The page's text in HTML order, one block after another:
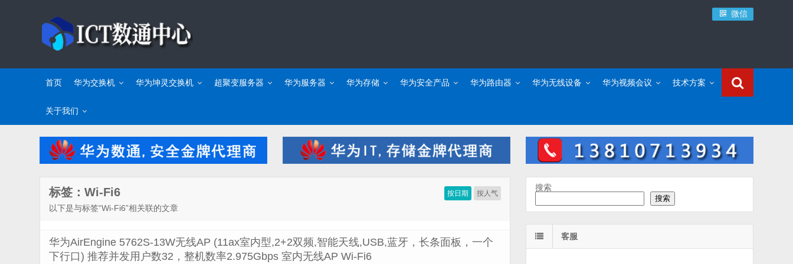
微信
首页 华为交换机 华为坤灵交换机 超聚变服务器 华为服务器 华为存储 华为安全产品 华为路由器 华为无线设备 华为视频会议 技术方案
关于我们
按日期 按人气
标签：Wi-Fi6
以下是与标签“Wi-Fi6”相关联的文章
华为AirEngine 5762S-13W无线AP (11ax室内型,2+2双频,智能天线,USB,蓝牙，长条面板，一个
下行口) 推荐并发用户数32，整机数率2.975Gbps 室内无线AP Wi-Fi6
搜索
搜索
客服